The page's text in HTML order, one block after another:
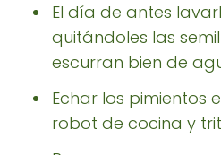
El día de antes
quitándoles las
escurran bien de
Echar los pimientos
robot de cocina y